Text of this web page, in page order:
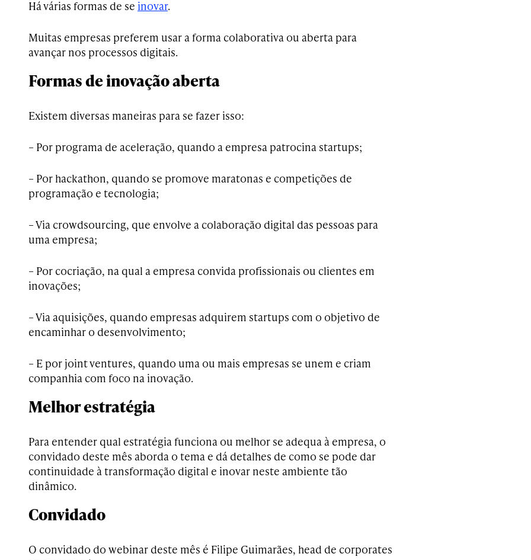
Há várias formas de se inovar.
Muitas empresas preferem usar a forma colaborativa ou aberta para
avançar nos processos digitais.
Formas de inovação aberta
Existem diversas maneiras para se fazer isso:
– Por programa de aceleração, quando a empresa patrocina startups;
– Por hackathon, quando se promove maratonas e competições de
programação e tecnologia;
– Via crowdsourcing, que envolve a colaboração digital das pessoas para
uma empresa;
– Por cocriação, na qual a empresa convida profissionais ou clientes em
inovações;
– Via aquisições, quando empresas adquirem startups com o objetivo de
encaminhar o desenvolvimento;
– E por joint ventures, quando uma ou mais empresas se unem e criam
companhia com foco na inovação.
Melhor estratégia
Para entender qual estratégia funciona ou melhor se adequa à empresa, o
convidado deste mês aborda o tema e dá detalhes de como se pode dar
continuidade à transformação digital e inovar neste ambiente tão
dinâmico.
Convidado
O convidado do webinar deste mês é Filipe Guimarães, head de corporates